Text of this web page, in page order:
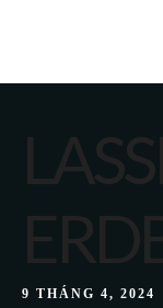
LASSI
9 THÁNG 4, 2024